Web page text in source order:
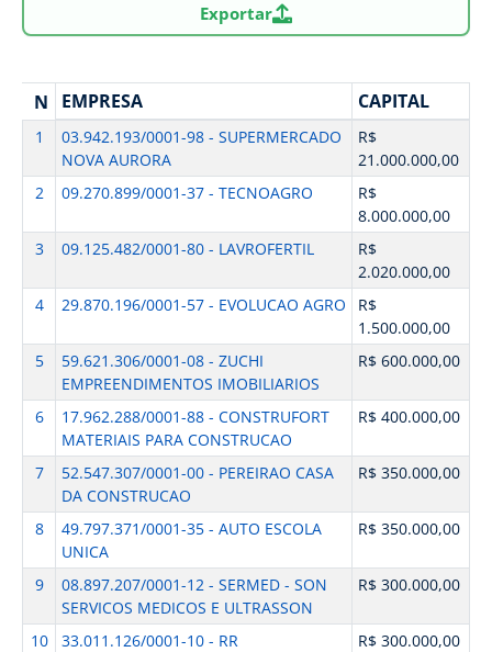
Exportar
N EMPRESA CAPITAL
1
03.942.193/0001-98 - SUPERMERCADO
NOVA AURORA
R$
21.000.000,00
2
09.270.899/0001-37 - TECNOAGRO
R$
8.000.000,00
3
09.125.482/0001-80 - LAVROFERTIL
R$
2.020.000,00
4
29.870.196/0001-57 - EVOLUCAO AGRO
R$
1.500.000,00
5
59.621.306/0001-08 - ZUCHI
EMPREENDIMENTOS IMOBILIARIOS
R$ 600.000,00
6
17.962.288/0001-88 - CONSTRUFORT
MATERIAIS PARA CONSTRUCAO
R$ 400.000,00
7
52.547.307/0001-00 - PEREIRAO CASA
DA CONSTRUCAO
R$ 350.000,00
8
49.797.371/0001-35 - AUTO ESCOLA
UNICA
R$ 350.000,00
9
08.897.207/0001-12 - SERMED - SON
SERVICOS MEDICOS E ULTRASSON
R$ 300.000,00
10
33.011.126/0001-10 - RR
R$ 300.000,00